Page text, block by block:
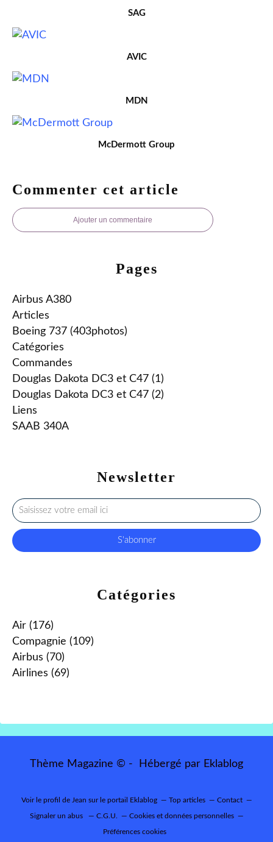
SAG
AVIC
MDN
McDermott Group
Commenter cet article
Ajouter un commentaire
Newsletter
Catégories
Air (176)
Compagnie (109)
Airbus (70)
Airlines (69)
Pages
Airbus A380
Articles
Boeing 737 (403photos)
Catégories
Commandes
Douglas Dakota DC3 et C47 (1)
Douglas Dakota DC3 et C47 (2)
Liens
SAAB 340A
Thème Magazine © - Hébergé par Eklablog
Voir le profil de Jean sur le portail Eklablog Top articles Contact
Signaler un abus C.G.U. Cookies et données personnelles
Préférences cookies